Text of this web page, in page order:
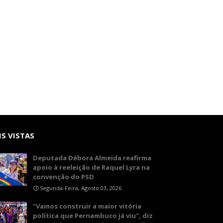
VISTAS
Deputada Débora Almeida reafirma
apoio à reeleição de Raquel Lyra na
convenção do PSD
Segunda-Feira, Agosto 03, 2026
"Vamos construir a maior vitória
política que Pernambuco já viu", diz